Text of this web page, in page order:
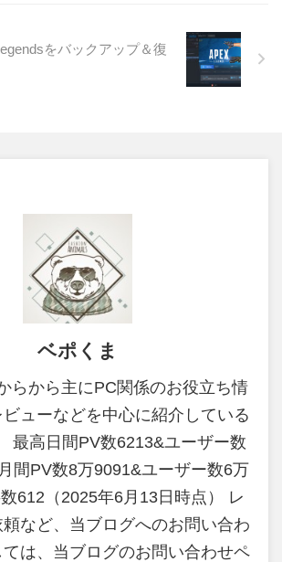
をバックアップ＆復
ベポくま
らから主にPC関係のお役立ち情
ューなどを中心に紹介している
最高日間PV数6213&ユーザー数
間PV数8万9091&ユーザー数6万
612（2025年6月13日時点） レ
頼など、当ブログへのお問い合わ
は、当ブログのお問い合わせペ